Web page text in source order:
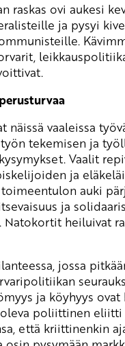
raskas ovi aukesi
ja pysyi
näissä vaaleissa
tekemisen ja
Vaalit
ja
auki
ja
Natokortit heiluivat
jossa
ja köyhyys ovat
poliittinen
että kriittinenkin